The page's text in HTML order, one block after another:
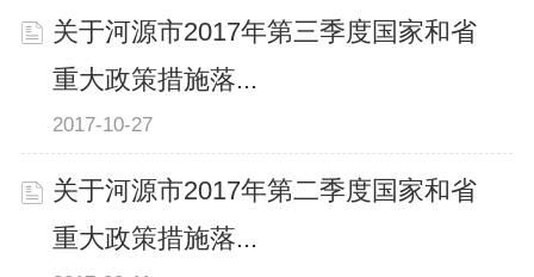
关于河源市2017年第三季度国家和省
重大政策措施落...
2017-10-27
关于河源市2017年第二季度国家和省
重大政策措施落...